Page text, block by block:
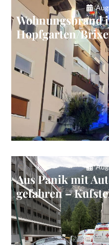
Wohnungsbrand
Hopfgarten/
Aus Panik mit
gefahren –